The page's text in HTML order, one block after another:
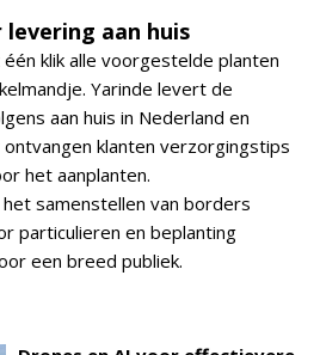
aan huis
klik alle voorgestelde planten
Yarinde levert de
aan huis in Nederland en
klanten verzorgingstips
het aanplanten.
samenstellen van borders
particulieren en beplanting
een breed publiek.